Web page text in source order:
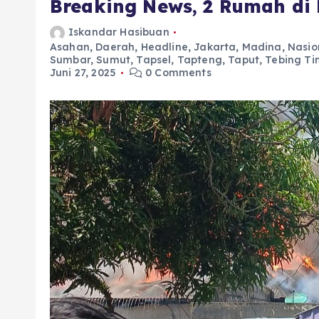
Breaking News, 2 Rumah
Iskandar Hasibuan
Asahan, Daerah, Headline,Jakarta, Madina,
Sumbar,Sumut, Tapsel, Tapteng, Taput, Tebing
Juni 27, 2025
0 Comments